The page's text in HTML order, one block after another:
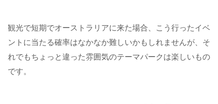
観光で短期でオーストラリアに来た場合、こう行ったイベ
ントに当たる確率はなかなか難しいかもしれませんが、そ
れでもちょっと違った雰囲気のテーマパークは楽しいもの
です。